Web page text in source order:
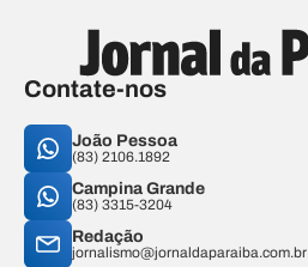
Contate-nos
João Pessoa
(83) 2106.1892
Campina Grande
(83) 3315-3204
Redação
jornalismo@jornaldaparaiba.com.br